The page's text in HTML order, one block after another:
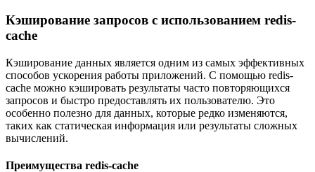
Кэширование запросов с использованием redis-
cache
Кэширование данных является одним из самых эффективных
способов ускорения работы приложений. С помощью redis-
cache можно кэшировать результаты часто повторяющихся
запросов и быстро предоставлять их пользователю. Это
особенно полезно для данных, которые редко изменяются,
таких как статическая информация или результаты сложных
вычислений.
Преимущества redis-cache